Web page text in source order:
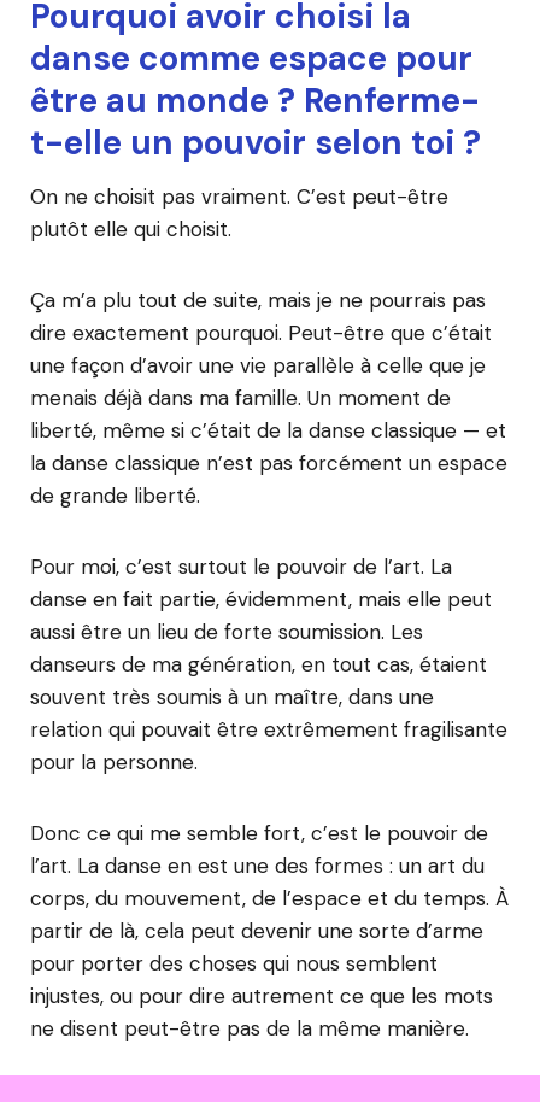
Pourquoi avoir choisi la
danse comme espace pour
être au monde ? Renferme-
t-elle un pouvoir selon toi ?
On ne choisit pas vraiment. C’est peut-être
plutôt elle qui choisit.
Ça m’a plu tout de suite, mais je ne pourrais pas
dire exactement pourquoi. Peut-être que c’était
une façon d’avoir une vie parallèle à celle que je
menais déjà dans ma famille. Un moment de
liberté, même si c’était de la danse classique — et
la danse classique n’est pas forcément un espace
de grande liberté.
Pour moi, c’est surtout le pouvoir de l’art. La
danse en fait partie, évidemment, mais elle peut
aussi être un lieu de forte soumission. Les
danseurs de ma génération, en tout cas, étaient
souvent très soumis à un maître, dans une
relation qui pouvait être extrêmement fragilisante
pour la personne.
Donc ce qui me semble fort, c’est le pouvoir de
l’art. La danse en est une des formes : un art du
corps, du mouvement, de l’espace et du temps. À
partir de là, cela peut devenir une sorte d’arme
pour porter des choses qui nous semblent
injustes, ou pour dire autrement ce que les mots
ne disent peut-être pas de la même manière.